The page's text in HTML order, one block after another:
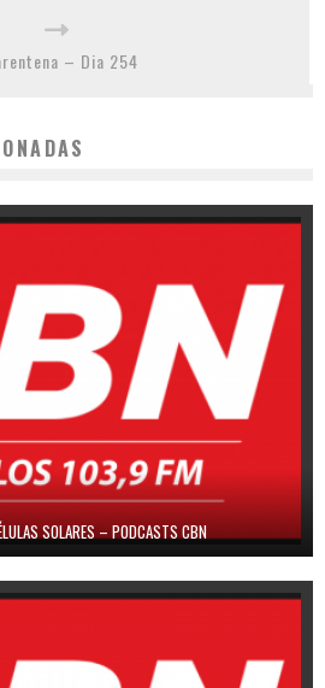
– Dia 254
SOLARES – PODCASTS CBN